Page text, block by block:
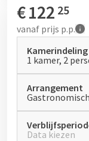
€122 25
vanaf prijs p.p.
Kamerindeling
1 kamer, 2
Arrangement
Data kiezen